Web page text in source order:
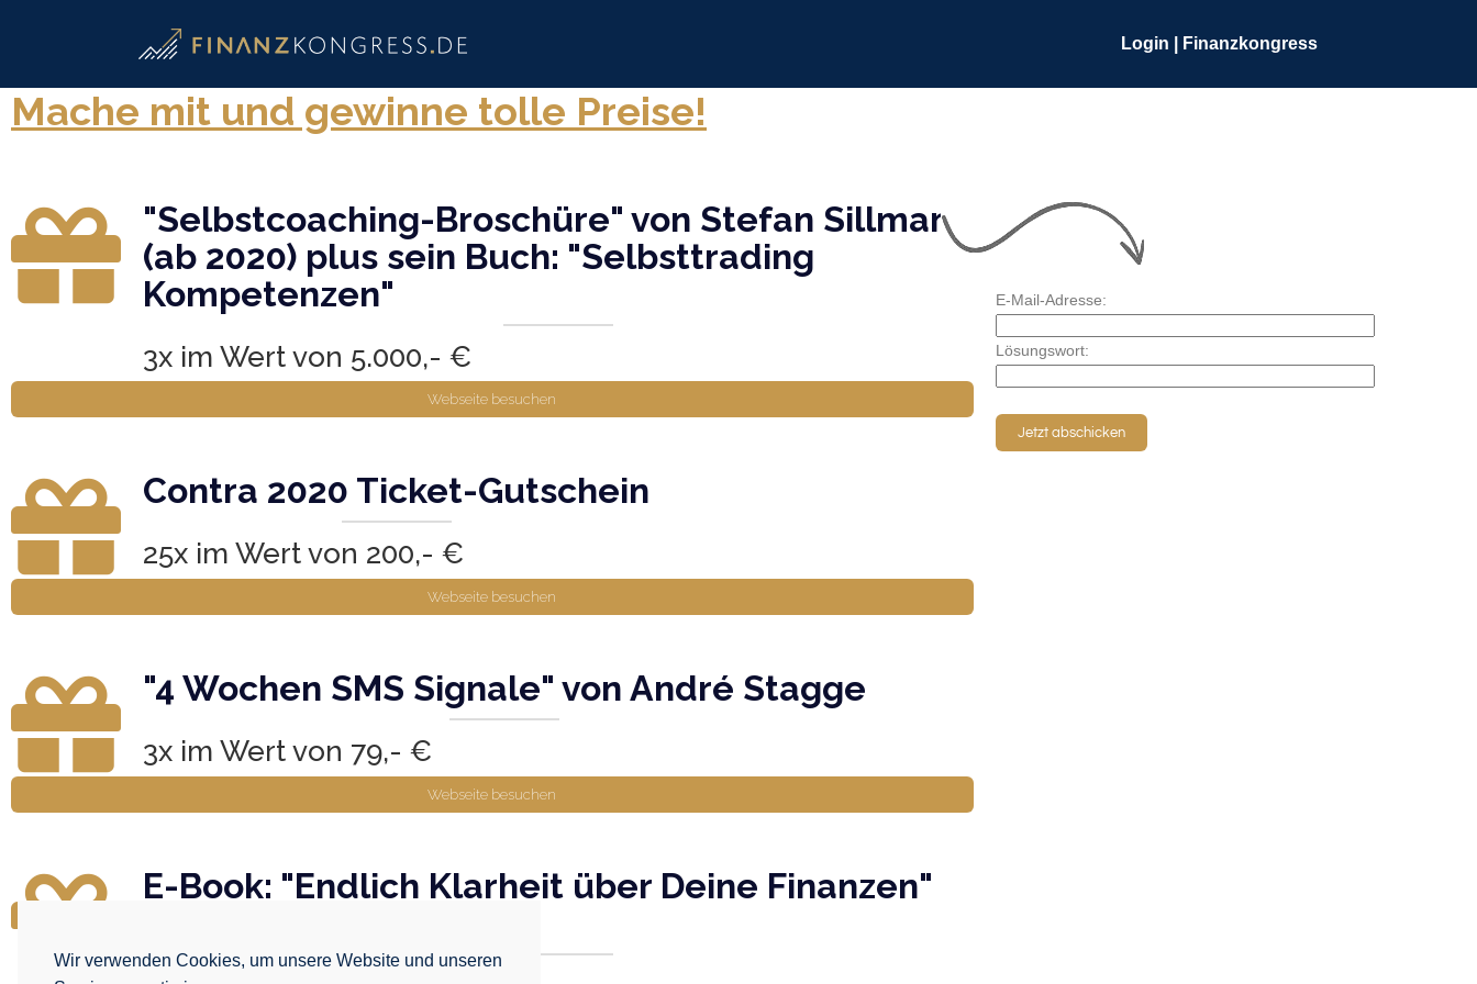
Login | Finanzkongress
Mache mit und gewinne tolle Preise!
"Selbstcoaching-Broschüre" von Stefan Sillmann
(ab 2020) plus sein Buch: "Selbsttrading
Kompetenzen"
3x im Wert von 5.000,- €
Webseite besuchen
Contra 2020 Ticket-Gutschein
25x im Wert von 200,- €
Webseite besuchen
"4 Wochen SMS Signale" von André Stagge
3x im Wert von 79,- €
Webseite besuchen
E-Book: "Endlich Klarheit über Deine Finanzen"
E-Mail-Adresse:
Lösungswort:
Wir verwenden Cookies, um unsere Website und unseren